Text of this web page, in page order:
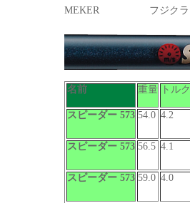
MEKER フジクラ
名前 重量 トルク
スピーダー 573 54.0 4.2
スピーダー 573 56.5 4.1
スピーダー 573 59.0 4.0